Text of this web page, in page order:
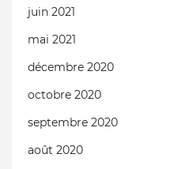
juin 2021
mai 2021
décembre 2020
octobre 2020
septembre 2020
août 2020